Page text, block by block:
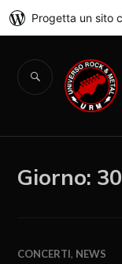
Giorno:
CONCERTI, NEWS
Progetta un sito